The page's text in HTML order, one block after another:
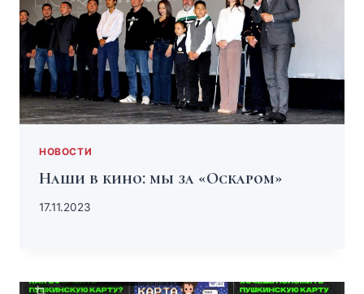
НОВОСТИ
Наши в кино: мы за «Оскаром»
17.11.2023